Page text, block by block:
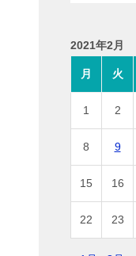
2021年2月
月 火
1 2
8 9
15 16
22 23